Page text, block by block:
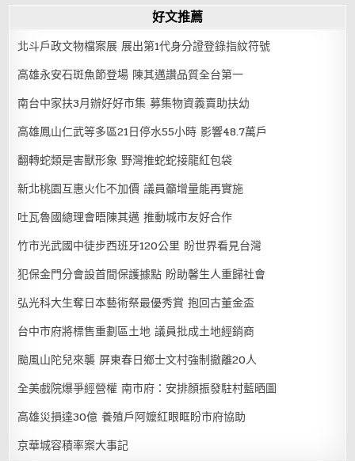
好文推薦
北斗戶政文物檔案展 展出第1代身分證登錄指紋符號
高雄永安石斑魚節登場 陳其邁讚品質全台第一
南台中家扶3月辦好好市集 募集物資義賣助扶幼
高雄鳳山仁武等多區21日停水55小時 影響48.7萬戶
翻轉蛇類是害獸形象 野灣推蛇蛇接龍紅包袋
新北桃園互惠火化不加價 議員籲增量能再實施
吐瓦魯國總理會晤陳其邁 推動城市友好合作
竹市光武國中徒步西班牙120公里 盼世界看見台灣
犯保金門分會設首間保護據點 盼助馨生人重歸社會
弘光科大生奪日本藝術祭最優秀賞 抱回古董金盃
台中市府將標售重劃區土地 議員批成土地經銷商
颱風山陀兒來襲 屏東春日鄉士文村強制撤離20人
全美戲院爆爭經營權 南市府：安排顏振發駐村藍晒圖
高雄災損達30億 養殖戶阿嬤紅眼眶盼市府協助
京華城容積率案大事記